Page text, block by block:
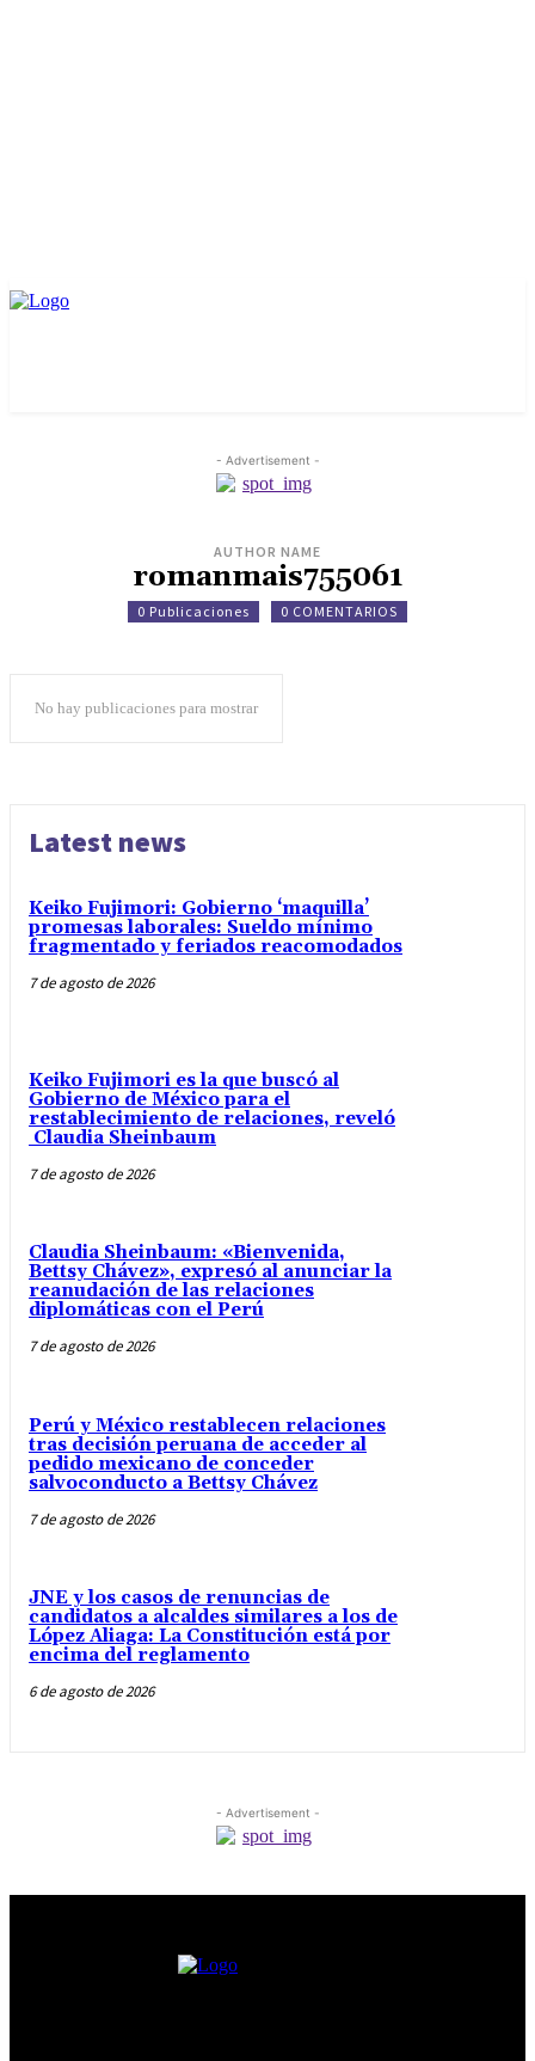
- Advertisement -
AUTHOR NAME
romanmais755061
0 Publicaciones 0 COMENTARIOS
No hay publicaciones para mostrar
Latest news
Keiko Fujimori: Gobierno ‘maquilla’
promesas laborales: Sueldo mínimo
fragmentado y feriados reacomodados
7 de agosto de 2026
Keiko Fujimori es la que buscó al
Gobierno de México para el
restablecimiento de relaciones, reveló
Claudia Sheinbaum
7 de agosto de 2026
Claudia Sheinbaum: «Bienvenida,
Bettsy Chávez», expresó al anunciar la
reanudación de las relaciones
diplomáticas con el Perú
7 de agosto de 2026
Perú y México restablecen relaciones
tras decisión peruana de acceder al
pedido mexicano de conceder
salvoconducto a Bettsy Chávez
7 de agosto de 2026
JNE y los casos de renuncias de
candidatos a alcaldes similares a los de
López Aliaga: La Constitución está por
encima del reglamento
6 de agosto de 2026
- Advertisement -